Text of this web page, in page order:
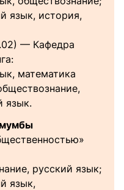
язык, история,
— Кафедра
математика
язык.
русский язык;
язык,